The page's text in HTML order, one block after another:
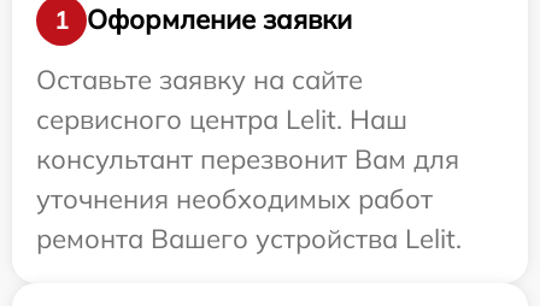
1
Оформление заявки
Оставьте заявку на сайте
сервисного центра Lelit. Наш
консультант перезвонит Вам для
уточнения необходимых работ
ремонта Вашего устройства Lelit.